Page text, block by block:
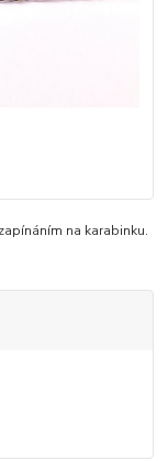
na karabinku.